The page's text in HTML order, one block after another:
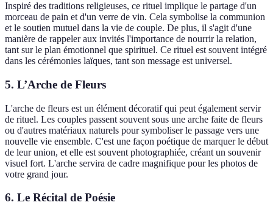
Inspiré des traditions religieuses, ce rituel implique le partage d'un
morceau de pain et d'un verre de vin. Cela symbolise la communion
et le soutien mutuel dans la vie de couple. De plus, il s'agit d'une
manière de rappeler aux invités l'importance de nourrir la relation,
tant sur le plan émotionnel que spirituel. Ce rituel est souvent intégré
dans les cérémonies laïques, tant son message est universel.
5. L’Arche de Fleurs
L'arche de fleurs est un élément décoratif qui peut également servir
de rituel. Les couples passent souvent sous une arche faite de fleurs
ou d'autres matériaux naturels pour symboliser le passage vers une
nouvelle vie ensemble. C'est une façon poétique de marquer le début
de leur union, et elle est souvent photographiée, créant un souvenir
visuel fort. L'arche servira de cadre magnifique pour les photos de
votre grand jour.
6. Le Récital de Poésie